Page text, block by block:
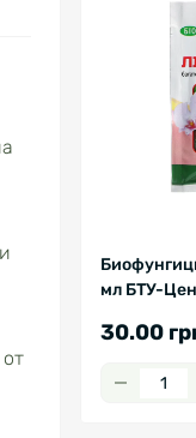
мл БТУ-
30.00